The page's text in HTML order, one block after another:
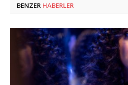
BENZER HABERLER